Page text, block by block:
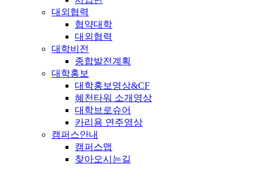
대외협력
협약대학
대외협력
대학비전
종합발전계획
대학홍보
대학홍보영상&CF
혜천타워 소개영상
대학브로슈어
카리용 연주영상
캠퍼스안내
캠퍼스맵
찾아오시는길